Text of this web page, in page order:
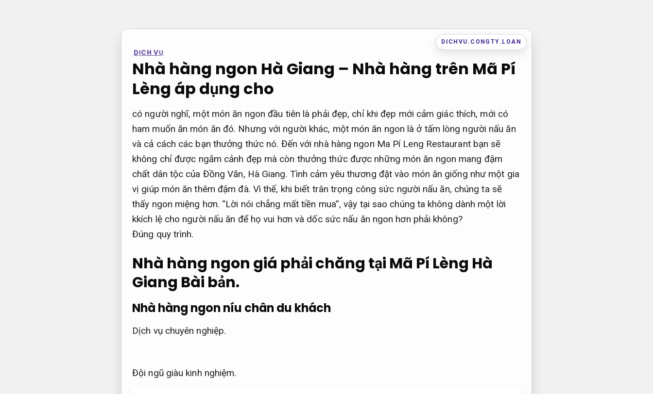
DICHVU.CONGTY.LOAN
DỊCH VỤ
Nhà hàng ngon Hà Giang – Nhà hàng trên Mã Pí
Lèng áp dụng cho
có người nghĩ, một món ăn ngon đầu tiên là phải đẹp, chỉ khi đẹp mới cảm giác thích, mới có
ham muốn ăn món ăn đó. Nhưng với người khác, một món ăn ngon là ở tấm lòng người nấu ăn
và cả cách các bạn thưởng thức nó. Đến với nhà hàng ngon Ma Pí Leng Restaurant bạn sẽ
không chỉ được ngắm cảnh đẹp mà còn thưởng thức được những món ăn ngon mang đậm
chất dân tộc của Đồng Văn, Hà Giang. Tình cảm yêu thương đặt vào món ăn giống như một gia
vị giúp món ăn thêm đậm đà. Vì thế, khi biết trân trọng công sức người nấu ăn, chúng ta sẽ
thấy ngon miệng hơn. “Lời nói chẳng mất tiền mua”, vậy tại sao chúng ta không dành một lời
kkích lệ cho người nấu ăn để họ vui hơn và dốc sức nấu ăn ngon hơn phải không?
Đúng quy trình.
Nhà hàng ngon giá phải chăng tại Mã Pí Lèng Hà
Giang Bài bản.
Nhà hàng ngon níu chân du khách
Dịch vụ chuyên nghiệp.
Đội ngũ giàu kinh nghiệm.